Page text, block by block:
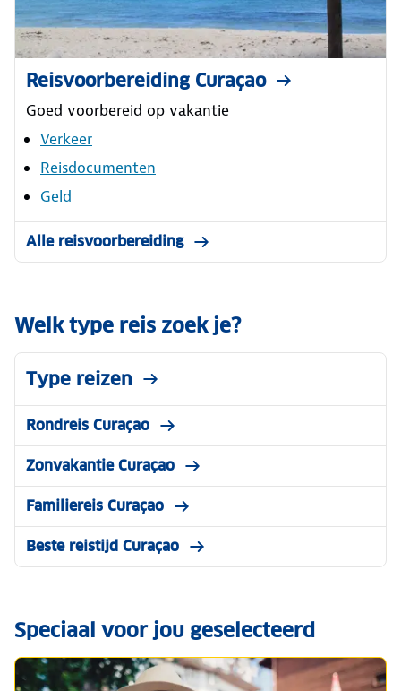
Reisvoorbereiding Curaçao
Goed voorbereid op vakantie
Verkeer
Reisdocumenten
Geld
Alle reisvoorbereiding
Welk type reis zoek je?
Type reizen
Rondreis Curaçao
Zonvakantie Curaçao
Familiereis Curaçao
Beste reistijd Curaçao
Speciaal voor jou geselecteerd